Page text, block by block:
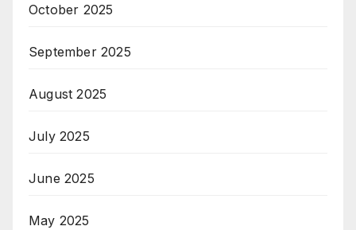
October 2025
September 2025
August 2025
July 2025
June 2025
May 2025